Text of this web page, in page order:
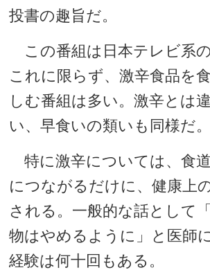
投書の趣旨だ。
この番組は日本テレビ系の
これに限らず、激辛食品を
しむ番組は多い。激辛とは
い、早食いの類いも同様だ。
特に激辛については、食
につながるだけに、健康上
される。一般的な話として
物はやめるように」と医師
経験は何十回もある。